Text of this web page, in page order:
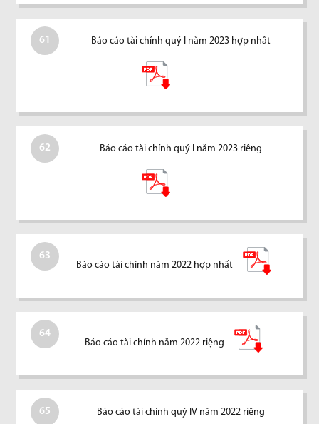
61 Báo cáo tài chính quý I năm 2023 hợp nhất
62 Báo cáo tài chính quý I năm 2023 riêng
63
Báo cáo tài chính năm 2022 hợp nhất
64
Báo cáo tài chính năm 2022 riệng
65 Báo cáo tài chính quý IV năm 2022 riêng